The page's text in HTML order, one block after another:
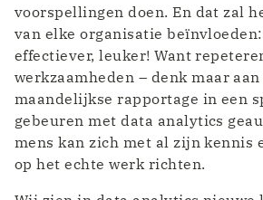
voorspellingen doen. En dat zal
van elke organisatie
effectiever, leuker! Want
werkzaamheden – denk maar aan
maandelijkse rapportage in een
gebeuren met data analytics
mens kan zich met al zijn kennis
op het echte werk richten.